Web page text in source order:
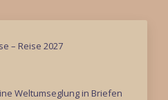
– Reise 2027
Weltumseglung in Briefen